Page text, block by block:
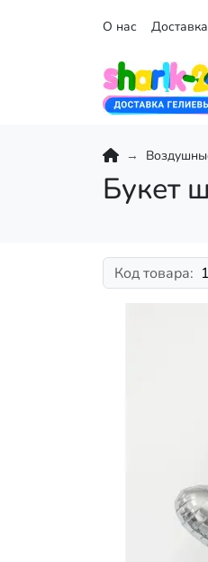
О нас Доставка
Букет
Код товара: